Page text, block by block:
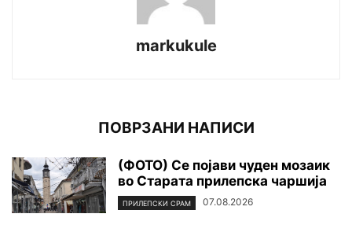
markukule
ПОВРЗАНИ НАПИСИ
(ФОТО) Се појави чуден мозаик
во Старата прилепска чаршија
ПРИЛЕПСКИ СРАМ 07.08.2026